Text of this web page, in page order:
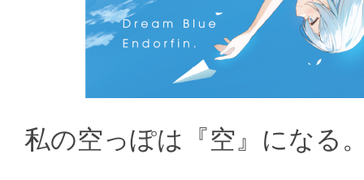
私の空っぽは『空』になる